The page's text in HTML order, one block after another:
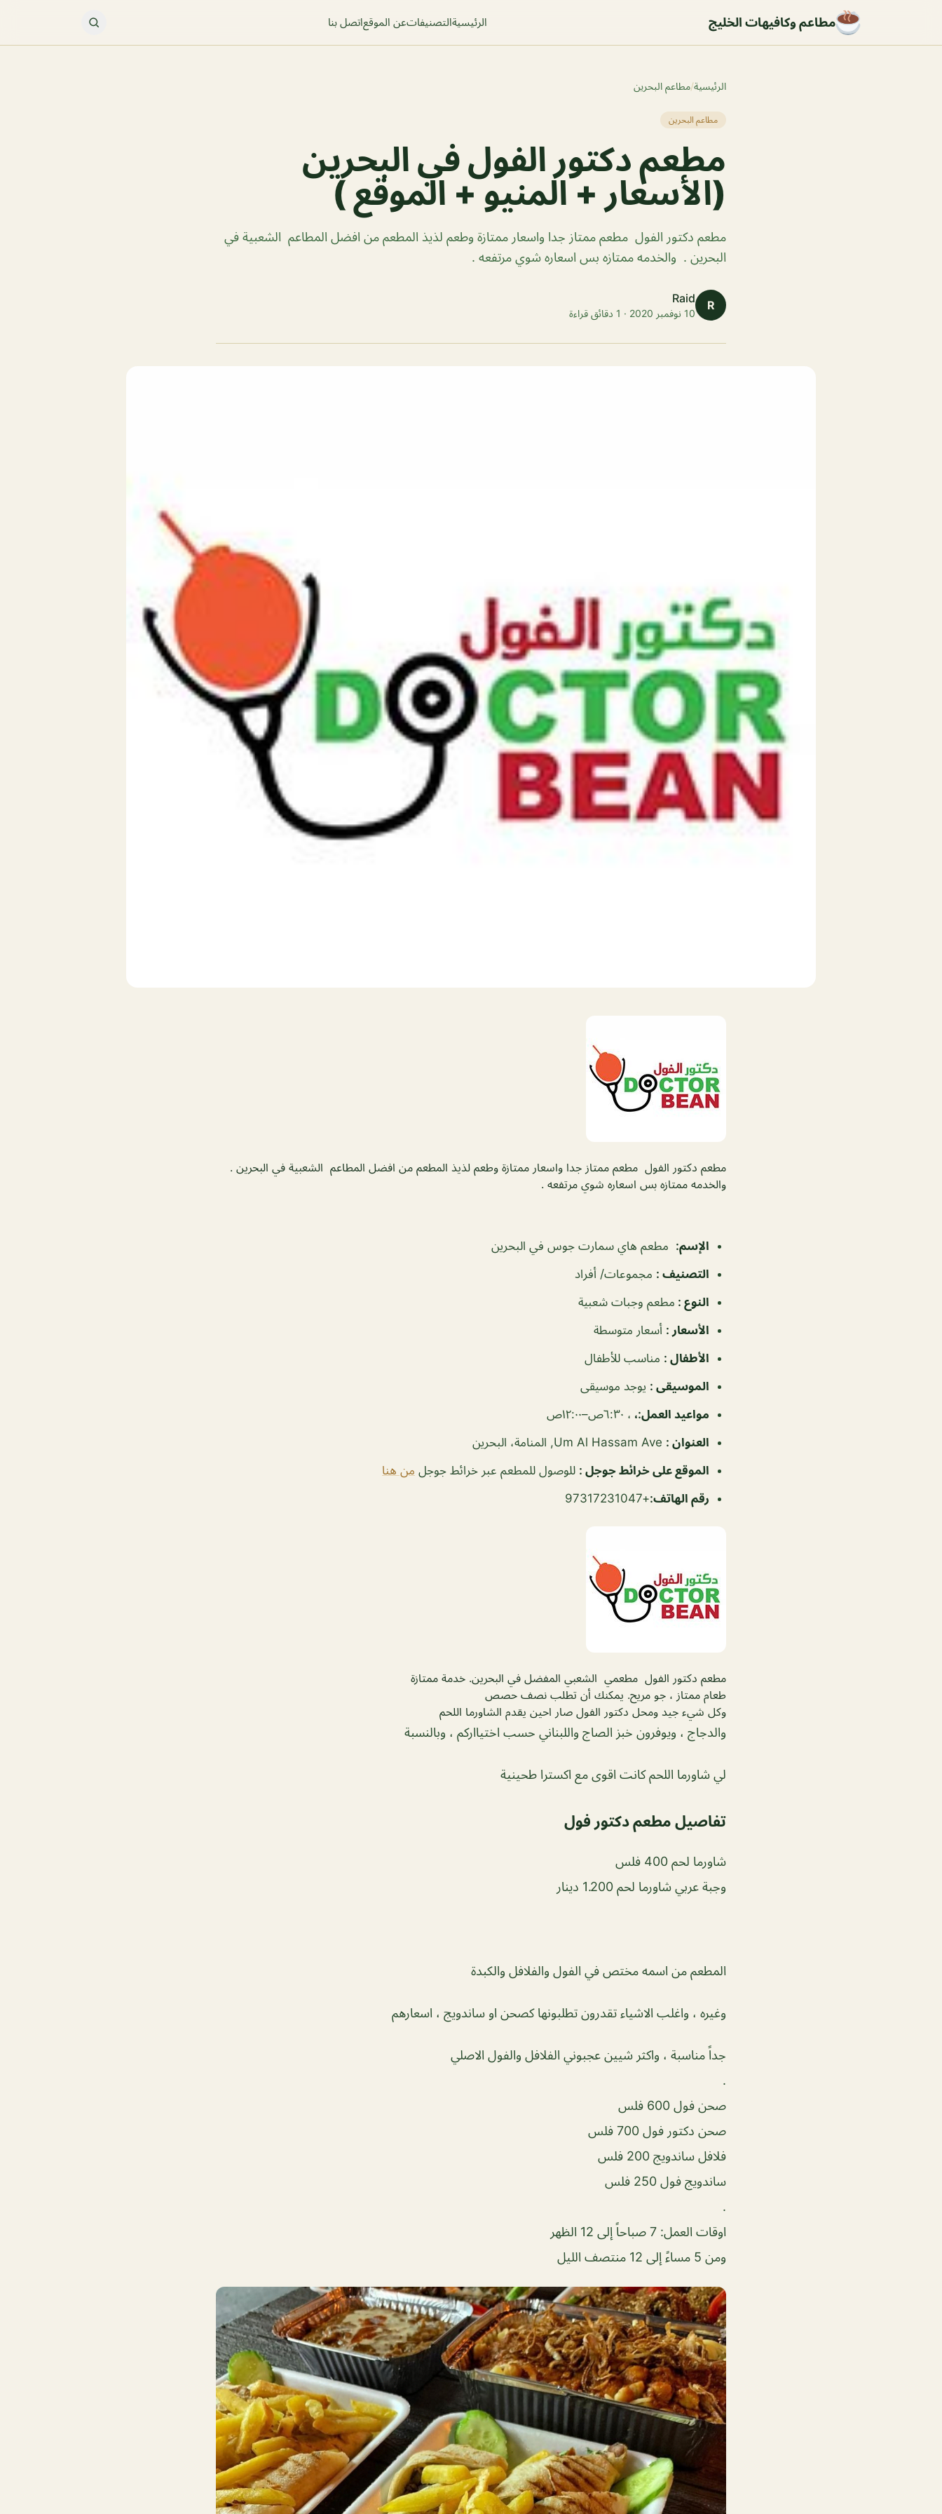
مطاعم وكافيهات الخليج الرئيسيةالتصنيفاتعن الموقعاتصل بنا
الرئيسية/مطاعم البحرين
مطاعم البحرين
مطعم دكتور الفول في البحرين
(الأسعار + المنيو + الموقع )
مطعم دكتور الفول مطعم ممتاز جدا واسعار ممتازة وطعم لذيذ المطعم من افضل المطاعم الشعبية في
البحرين . والخدمه ممتازه بس اسعاره شوي مرتفعه .
R
Raid
10 نوفمبر 2020 · 1 دقائق قراءة
مطعم دكتور الفول مطعم ممتاز جدا واسعار ممتازة وطعم لذيذ المطعم من افضل المطاعم الشعبية في البحرين .
والخدمه ممتازه بس اسعاره شوي مرتفعه .
الإسم: مطعم هاي سمارت جوس في البحرين
التصنيف : مجموعات/ أفراد
النوع : مطعم وجبات شعبية
الأسعار : أسعار متوسطة
الأطفال : مناسب للأطفال
الموسيقى : يوجد موسيقى
مواعيد العمل:، ، ٦:٣٠ص–١٢:٠٠ص
العنوان :
الموقع على خرائط جوجل : للوصول للمطعم عبر خرائط جوجل من هنا
رقم الهاتف:
+97317231047
مطعم دكتور الفول مطعمي الشعبي المفضل في البحرين. خدمة ممتازة
طعام ممتاز ، جو مريح. يمكنك أن تطلب نصف حصص
وكل شيء جيد ومحل دكتور الفول صار احين يقدم الشاورما اللحم
والدجاج ، ويوفرون خبز الصاج واللبناني حسب اختيااركم ، وبالنسبة
لي شاورما اللحم كانت اقوى مع اكسترا طحينية
تفاصيل مطعم دكتور فول
شاورما لحم 400 فلس
وجبة عربي شاورما لحم 1.200 دينار
المطعم من اسمه مختص في الفول والفلافل والكبدة
وغيره ، واغلب الاشياء تقدرون تطلبونها كصحن او ساندويج ، اسعارهم
جداً مناسبة ، واكثر شيين عجبوني الفلافل والفول الاصلي
.
صحن فول 600 فلس
صحن دكتور فول 700 فلس
فلافل ساندويج 200 فلس
ساندويج فول 250 فلس
.
اوقات العمل: 7 صباحاً إلى 12 الظهر
ومن 5 مساءً إلى 12 منتصف الليل